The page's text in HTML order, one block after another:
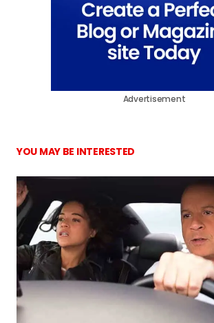
Advertisement
YOU MAY BE INTERESTED